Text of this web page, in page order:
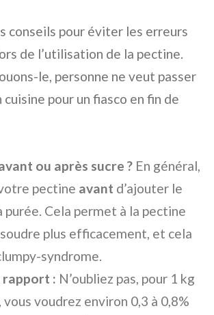
conseils pour éviter les erreurs
de l’utilisation de la pectine.
le, personne ne veut passer
cuisine pour un fiasco en fin de
ou après sucre ? En général,
pectine avant d’ajouter le
purée. Cela permet à la pectine
plus efficacement, et cela
syndrome.
rapport : N’oubliez pas, pour 1 kg
voudrez environ 0,3 à 0,8%